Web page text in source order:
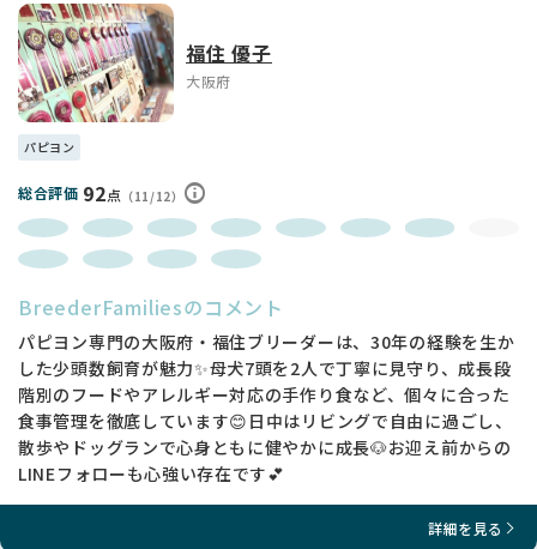
福住 優子
大阪府
パピヨン
総合評価 92点 （11/12）
BreederFamiliesのコメント
パピヨン専門の大阪府・福住ブリーダーは、30年の経験を生か
した少頭数飼育が魅力✨母犬7頭を2人で丁寧に見守り、成長段
階別のフードやアレルギー対応の手作り食など、個々に合った
食事管理を徹底しています😊日中はリビングで自由に過ごし、
散歩やドッグランで心身ともに健やかに成長🐶お迎え前からの
LINEフォローも心強い存在です💕
詳細を見る